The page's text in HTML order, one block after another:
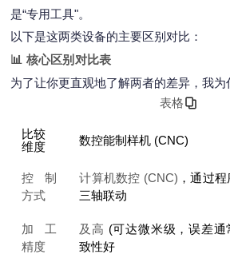
是“专用工具"。
以下是这两类设备的主要区别对比：
📊 核心区别对比表
为了让你更直观地了解两者的差异，我为
表格
比较
维度
数控能制样机 (CNC)
控制
方式
计算机数控 (CNC) ，通过程
三轴联动
加 工
精度
及高 (可达微米级 ，误差通
致性好